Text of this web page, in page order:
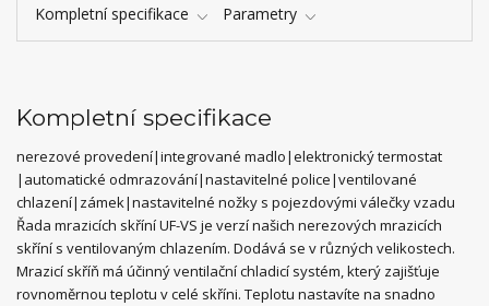
Kompletní specifikace Parametry
Kompletní specifikace
nerezové provedení|integrované madlo|elektronický termostat
|automatické odmrazování|nastavitelné police|ventilované
chlazení|zámek|nastavitelné nožky s pojezdovými válečky vzadu
Řada mrazicích skříní UF-VS je verzí našich nerezových mrazicích
skříní s ventilovaným chlazením. Dodává se v různých velikostech.
Mrazicí skříň má účinný ventilační chladicí systém, který zajišťuje
rovnoměrnou teplotu v celé skříni. Teplotu nastavíte na snadno